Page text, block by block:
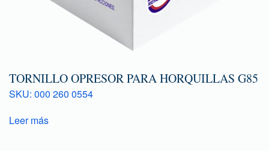
TORNILLO OPRESOR PARA HORQUILLAS G85
SKU: 000 260 0554
Leer más